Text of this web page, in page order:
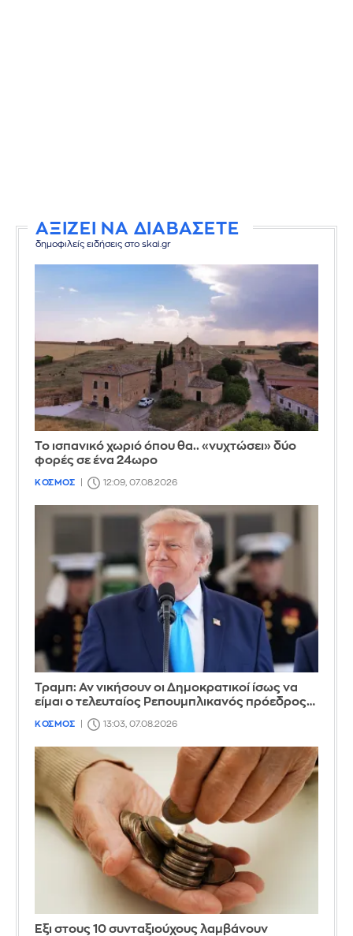
ΑΞΙΖΕΙ ΝΑ ΔΙΑΒΑΣΕΤΕ
δημοφιλείς ειδήσεις στο skai.gr
Το ισπανικό χωριό όπου θα.. «νυχτώσει» δύο
φορές σε ένα 24ωρο
ΚΟΣΜΟΣ 12:09, 07.08.2026
Τραμπ: Αν νικήσουν οι Δημοκρατικοί ίσως να
είμαι ο τελευταίος Ρεπουμπλικανός πρόεδρος…
ΚΟΣΜΟΣ 13:03, 07.08.2026
Έξι στους 10 συνταξιούχους λαμβάνουν